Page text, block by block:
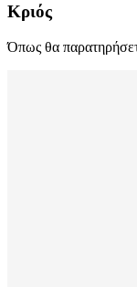
Κριός
Όπως θα